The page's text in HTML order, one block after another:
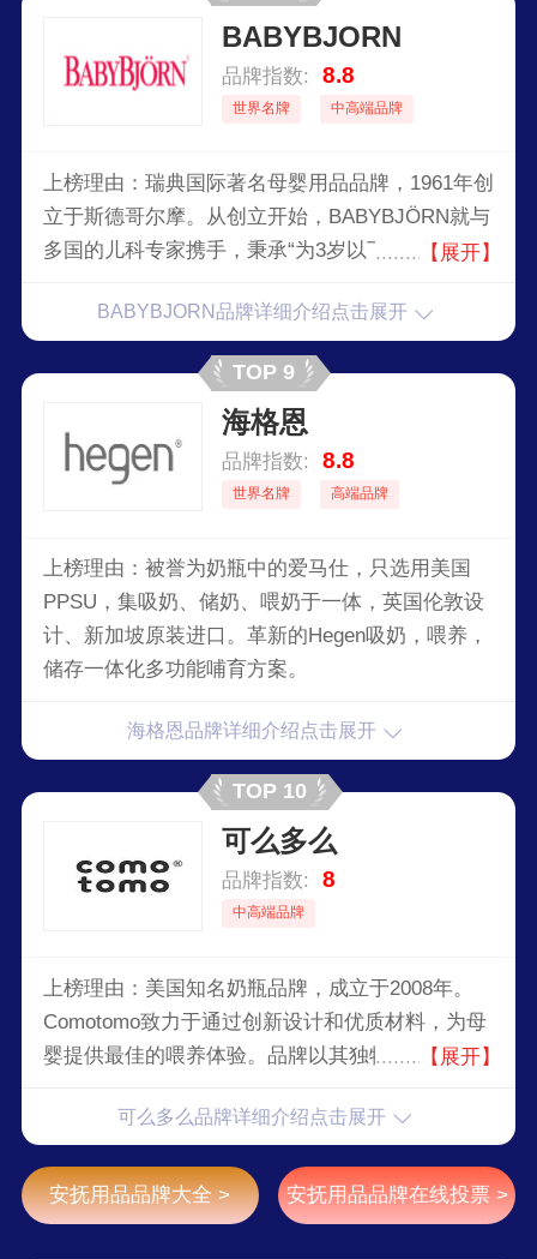
BABYBJORN
品牌指数: 8.8
世界名牌 中高端品牌
上榜理由：瑞典国际著名母婴用品品牌，1961年创
立于斯德哥尔摩。从创立开始，BABYBJÖRN就与
多国的儿科专家携手，秉承“为3岁以下儿童开发安
松”的理念。截至目前，全球由爸爸妈妈使用
BABYBJÖRN婴儿背带抱过的儿童已超过3000万，
受到50多个国家的儿科专家及消费者的认可，更受
到众多好莱坞明星的青睐。
【展开】
BABYBJORN品牌详细介绍点击展开
TOP 9
海格恩
品牌指数: 8.8
世界名牌 高端品牌
上榜理由：被誉为奶瓶中的爱马仕，只选用美国
PPSU，集吸奶、储奶、喂奶于一体，英国伦敦设
计、新加坡原装进口。革新的Hegen吸奶，喂养，
储存一体化多功能哺育方案。
海格恩品牌详细介绍点击展开
TOP 10
可么多么
品牌指数: 8
中高端品牌
上榜理由：美国知名奶瓶品牌，成立于2008年。
Comotomo致力于通过创新设计和优质材料，为母
婴提供最佳的喂养体验。品牌以其独特的硅胶奶瓶
【展开】
可么多么品牌详细介绍点击展开
安抚用品品牌大全 > 安抚用品品牌在线投票 >